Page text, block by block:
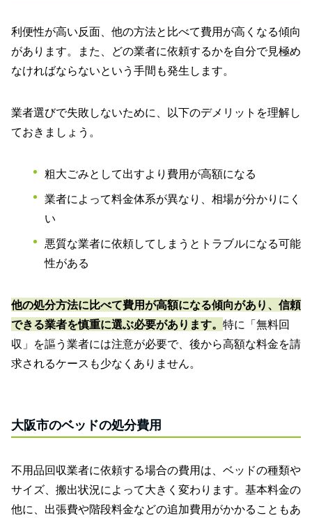
利便性が高い反面、他の方法と比べて費用が高くなる傾向
があります。また、どの業者に依頼するかを自分で見極め
なければならないという手間も発生します。
業者選びで失敗しないために、以下のデメリットを理解し
ておきましょう。
粗大ごみとして出すより費用が高額になる
業者によって料金体系が異なり、相場が分かりにく
い
悪質な業者に依頼してしまうとトラブルになる可能
性がある
他の処分方法に比べて費用が高額になる傾向があり、信頼
できる業者を慎重に選ぶ必要があります。 特に「無料回
収」を謳う業者には注意が必要で、後から高額な料金を請
求されるケースも少なくありません。
大阪市のベッドの処分費用
不用品回収業者に依頼する場合の費用は、ベッドの種類や
サイズ、搬出状況によって大きく変わります。基本料金の
他に、出張費や階段料金などの追加費用がかかることもあ